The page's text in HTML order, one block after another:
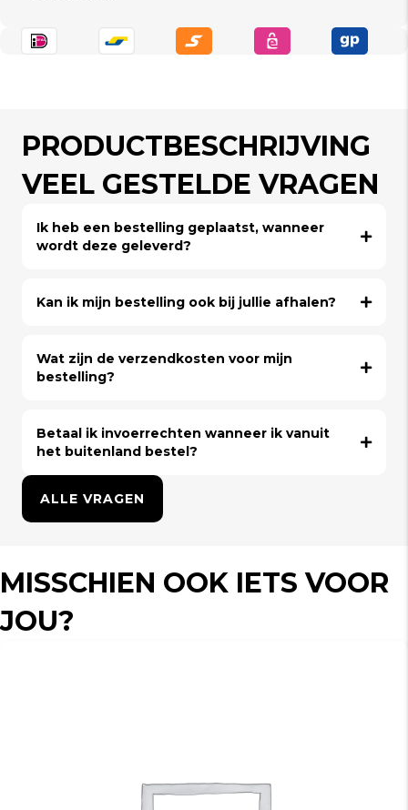
PRODUCTBESCHRIJVING
VEEL GESTELDE VRAGEN
Ik heb een bestelling geplaatst, wanneer
wordt deze geleverd?
Kan ik mijn bestelling ook bij jullie afhalen?
Wat zijn de verzendkosten voor mijn
bestelling?
Betaal ik invoerrechten wanneer ik vanuit
het buitenland bestel?
ALLE VRAGEN
MISSCHIEN OOK IETS VOOR
JOU?